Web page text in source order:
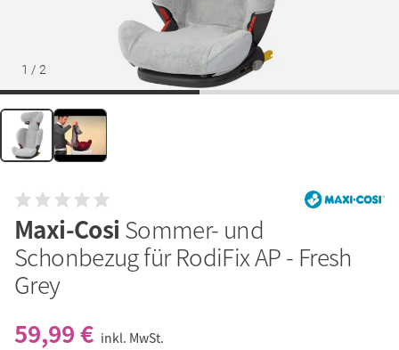
1 / 2
Maxi-CosiSommer- und
Schonbezug für RodiFix AP - Fresh
Grey
59,99 € inkl. MwSt.